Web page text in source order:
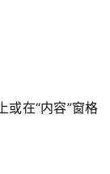
或在“内容”窗格